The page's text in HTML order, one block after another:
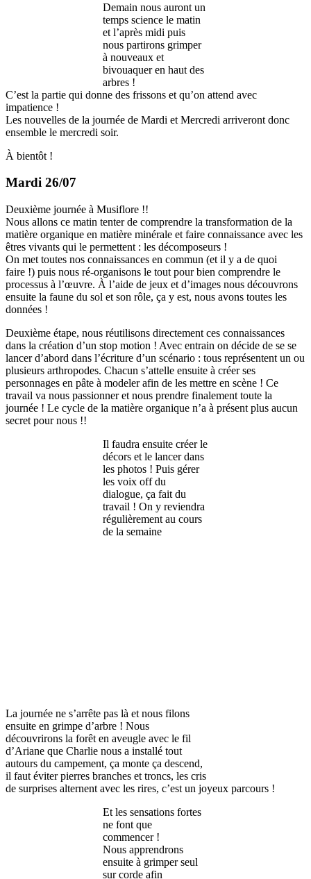
Demain nous auront un
temps science le matin
et l’après midi puis
nous partirons grimper
à nouveaux et
bivouaquer en haut des
arbres !
C’est la partie qui donne des frissons et qu’on attend avec
impatience !
Les nouvelles de la journée de Mardi et Mercredi arriveront donc
ensemble le mercredi soir.
À bientôt !
Mardi 26/07
Deuxième journée à Musiflore !!
Nous allons ce matin tenter de comprendre la transformation de la
matière organique en matière minérale et faire connaissance avec les
êtres vivants qui le permettent : les décomposeurs !
On met toutes nos connaissances en commun (et il y a de quoi
faire !) puis nous ré-organisons le tout pour bien comprendre le
processus à l’œuvre. À l’aide de jeux et d’images nous découvrons
ensuite la faune du sol et son rôle, ça y est, nous avons toutes les
données !
Deuxième étape, nous réutilisons directement ces connaissances
dans la création d’un stop motion ! Avec entrain on décide de se se
lancer d’abord dans l’écriture d’un scénario : tous représentent un ou
plusieurs arthropodes. Chacun s’attelle ensuite à créer ses
personnages en pâte à modeler afin de les mettre en scène ! Ce
travail va nous passionner et nous prendre finalement toute la
journée ! Le cycle de la matière organique n’a à présent plus aucun
secret pour nous !!
Il faudra ensuite créer le
décors et le lancer dans
les photos ! Puis gérer
les voix off du
dialogue, ça fait du
travail ! On y reviendra
régulièrement au cours
de la semaine
La journée ne s’arrête pas là et nous filons
ensuite en grimpe d’arbre ! Nous
découvrirons la forêt en aveugle avec le fil
d’Ariane que Charlie nous a installé tout
autours du campement, ça monte ça descend,
il faut éviter pierres branches et troncs, les cris
de surprises alternent avec les rires, c’est un joyeux parcours !
Et les sensations fortes
ne font que
commencer !
Nous apprendrons
ensuite à grimper seul
sur corde afin